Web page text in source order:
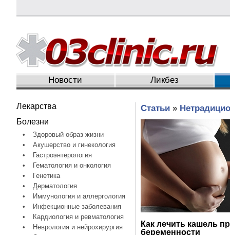
Новости Ликбез
Лекарства
Болезни
•
Здоровый образ жизни
•
Акушерство и гинекология
•
Гастроэнтерология
•
Гематология и онкология
•
Генетика
•
Дерматология
•
Иммунология и аллергология
•
Инфекционные заболевания
•
Кардиология и ревматология
•
Неврология и нейрохирургия
Статьи»
Как лечить кашель
беременности